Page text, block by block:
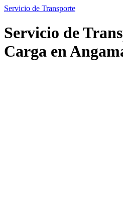
Servicio de Transporte
Servicio de
Carga en